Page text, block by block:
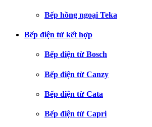
Bếp hồng ngoại Teka
Bếp điện từ kết hợp
Bếp điện từ Bosch
Bếp điện từ Canzy
Bếp điện từ Cata
Bếp điện từ Capri